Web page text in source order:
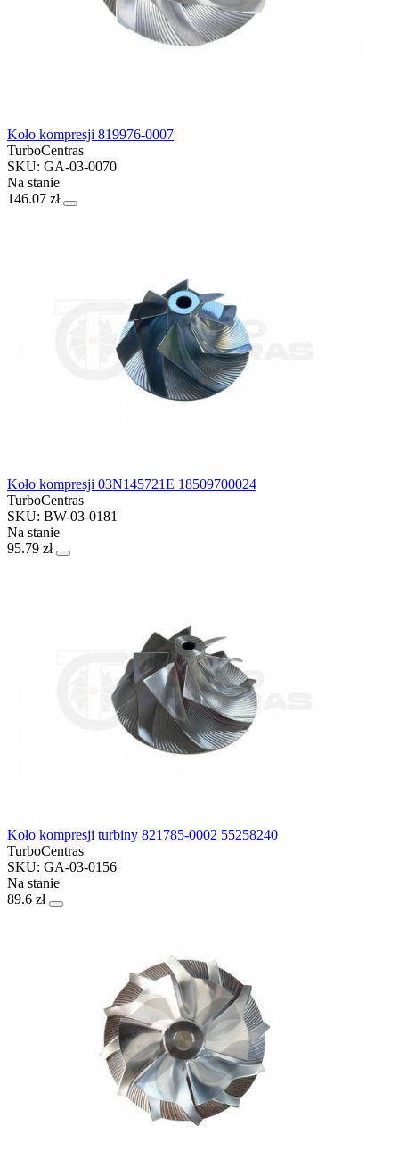
Koło kompresji 819976-0007
TurboCentras
SKU: GA-03-0070
Na stanie
146.07 zł
Koło kompresji 03N145721E 18509700024
TurboCentras
SKU: BW-03-0181
Na stanie
95.79 zł
Koło kompresji turbiny 821785-0002 55258240
TurboCentras
SKU: GA-03-0156
Na stanie
89.6 zł